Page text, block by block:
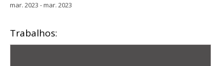
mar. 2023 - mar. 2023
Trabalhos: